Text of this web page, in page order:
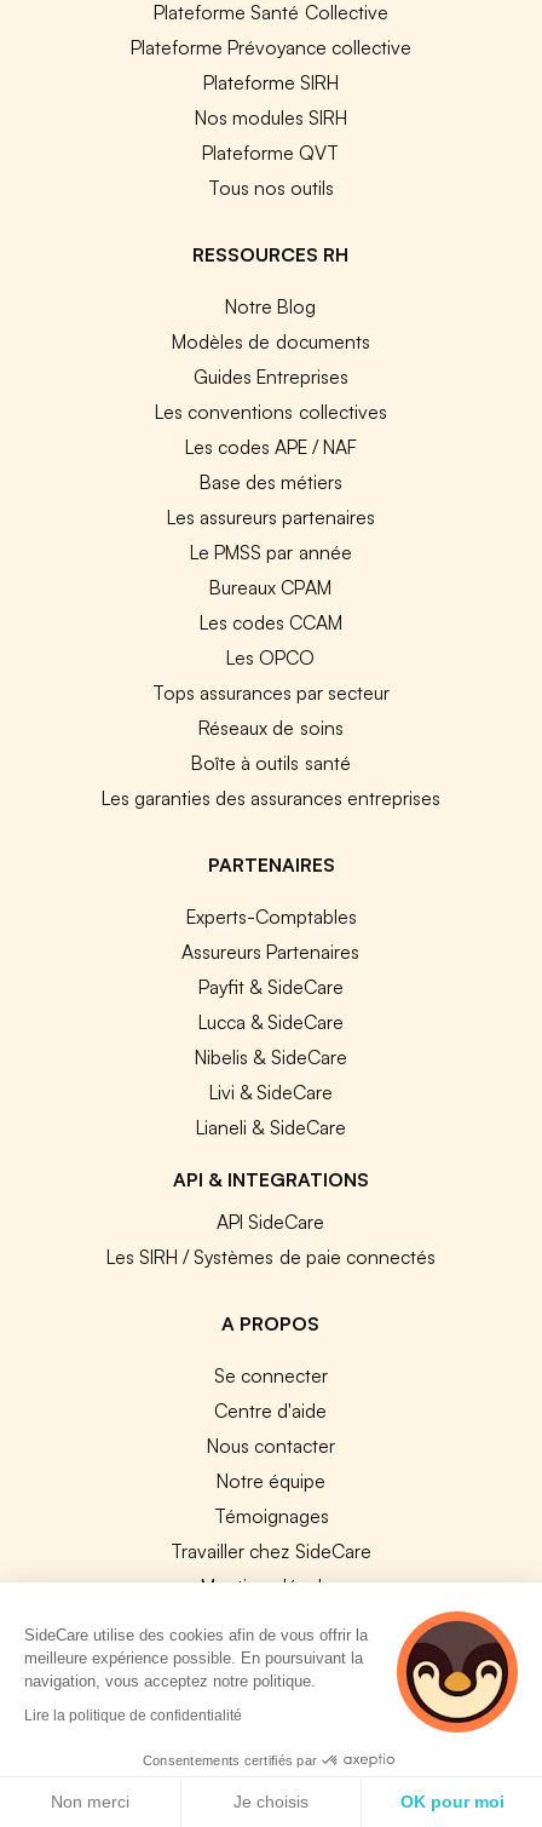
Plateforme Santé Collective
Plateforme Prévoyance collective
Plateforme SIRH
Nos modules SIRH
Plateforme QVT
Tous nos outils
RESSOURCES RH
Notre Blog
Modèles de documents
Guides Entreprises
Les conventions collectives
Les codes APE / NAF
Base des métiers
Les assureurs partenaires
Le PMSS par année
Bureaux CPAM
Les codes CCAM
Les OPCO
Tops assurances par secteur
Réseaux de soins
Boîte à outils santé
Les garanties des assurances entreprises
PARTENAIRES
Experts-Comptables
Assureurs Partenaires
Payfit & SideCare
Lucca & SideCare
Nibelis & SideCare
Livi & SideCare
Lianeli & SideCare
API & INTEGRATIONS
API SideCare
Les SIRH / Systèmes de paie connectés
A PROPOS
Se connecter
Centre d'aide
Nous contacter
Notre équipe
Témoignages
Travailler chez SideCare
Mentions légales
Cookies
NOS APPS
App Store
SideCare utilise des cookies afin de vous offrir la
meilleure expérience possible. En poursuivant la
navigation, vous acceptez notre politique.
Lire la politique de confidentialité
Consentements certifiés par
Non merci Je choisis OK pour moi
5 personnes
consultent
actuellement cette